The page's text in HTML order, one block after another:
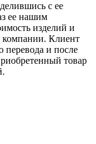
с ее
ее нашим
изделий и
компании. Клиент
перевода и после
товар